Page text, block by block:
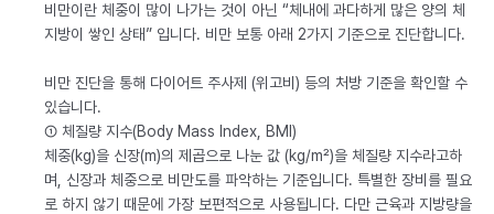
비만이란 체중이 많이 나가는 것이 아닌 “체내에 과다하게 많은 양의 체
지방이 쌓인 상태” 입니다. 비만 보통 아래 2가지 기준으로 진단합니다.
비만 진단을 통해 다이어트 주사제 (위고비) 등의 처방 기준을 확인할 수
있습니다.
① 체질량 지수(Body Mass Index, BMI)
체중(kg)을 신장(m)의 제곱으로 나눈 값 (kg/m²)을 체질량 지수라고하
며, 신장과 체중으로 비만도를 파악하는 기준입니다. 특별한 장비를 필요
로 하지 않기 때문에 가장 보편적으로 사용됩니다. 다만 근육과 지방량을